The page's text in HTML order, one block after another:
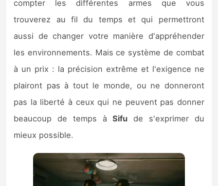
compter les différentes armes que vous
trouverez au fil du temps et qui permettront
aussi de changer votre manière d'appréhender
les environnements. Mais ce système de combat
à un prix : la précision extrême et l'exigence ne
plairont pas à tout le monde, ou ne donneront
pas la liberté à ceux qui ne peuvent pas donner
beaucoup de temps à Sifude s'exprimer du
mieux possible.